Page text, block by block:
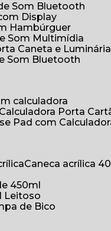
de Som Bluetooth
Display
Hambúrguer
Som Multimídia
Caneta e Luminária
Som Bluetooth
calculadora
Calculadora Porta
Pad com
Caneca acrílica
450ml
Leitoso
de Bico